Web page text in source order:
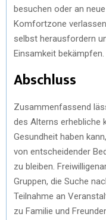
besuchen oder an
Komfortzone
selbst herausfordern
Einsamkeit bekämpfen.
Abschluss
Zusammenfassend
des Alterns erhebliche
Gesundheit haben
von entscheidender
zu bleiben.
Gruppen, die Suche
Teilnahme an
zu Familie und